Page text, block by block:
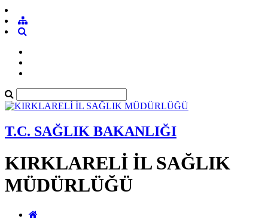
T.C. SAĞLIK BAKANLIĞI
KIRKLARELİ İL SAĞLIK
MÜDÜRLÜĞÜ